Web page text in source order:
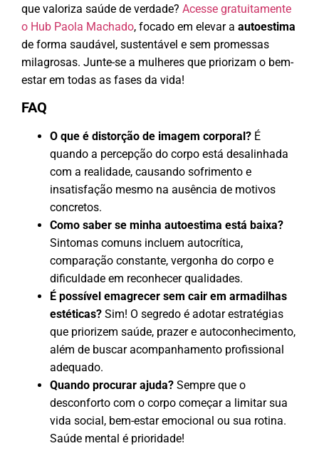
que valoriza saúde de verdade? Acesse gratuitamente
o Hub Paola Machado, focado em elevar a autoestima
de forma saudável, sustentável e sem promessas
milagrosas. Junte-se a mulheres que priorizam o bem-
estar em todas as fases da vida!
FAQ
O que é distorção de imagem corporal? É
quando a percepção do corpo está desalinhada
com a realidade, causando sofrimento e
insatisfação mesmo na ausência de motivos
concretos.
Como saber se minha autoestima está baixa?
Sintomas comuns incluem autocrítica,
comparação constante, vergonha do corpo e
dificuldade em reconhecer qualidades.
É possível emagrecer sem cair em armadilhas
estéticas? Sim! O segredo é adotar estratégias
que priorizem saúde, prazer e autoconhecimento,
além de buscar acompanhamento profissional
adequado.
Quando procurar ajuda? Sempre que o
desconforto com o corpo começar a limitar sua
vida social, bem-estar emocional ou sua rotina.
Saúde mental é prioridade!